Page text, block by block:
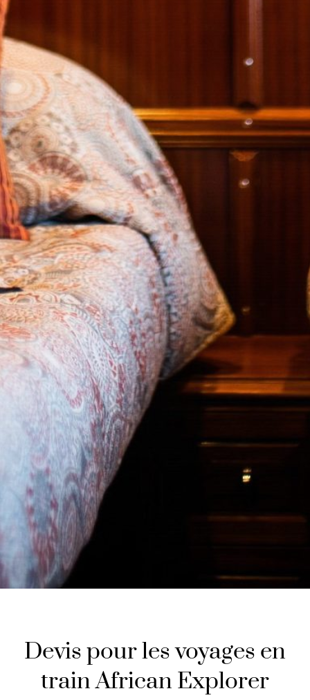
Devis pour les voyages en
train African Explorer